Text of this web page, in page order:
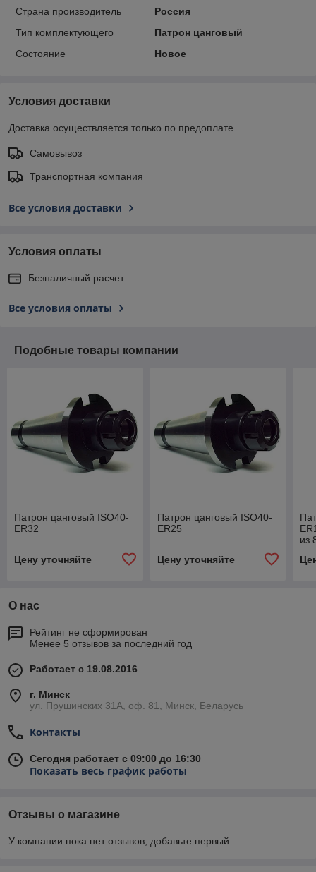
Страна производитель
Россия
Тип комплектующего
Патрон цанговый
Состояние
Новое
Условия доставки
Доставка осуществляется только по предоплате.
Самовывоз
Транспортная компания
Все условия доставки
Условия оплаты
Безналичный расчет
Все условия оплаты
Подобные товары компании
Патрон цанговый ISO40-
ER32
Цену уточняйте
Патрон цанговый ISO40-
ER25
Цену уточняйте
из
О нас
Рейтинг не сформирован
Менее 5 отзывов за последний год
Работает с 19.08.2016
г. Минск
ул. Прушинских 31А, оф. 81, Минск, Беларусь
Контакты
Сегодня работает с 09:00 до 16:30
Показать весь график работы
Отзывы о магазине
У компании пока нет отзывов, добавьте первый